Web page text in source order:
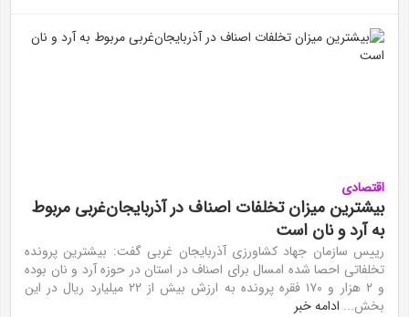
اقتصادی
بیشترین میزان تخلفات اصناف در آذربایجان‌غربی مربوط
به آرد و نان است
رییس سازمان جهاد کشاورزی آذربایجان غربی گفت: بیشترین پرونده
تخلفاتی احصا شده امسال برای اصناف در استان در حوزه آرد و نان بوده
و ۲ هزار و ۱۷۰ فقره پرونده به ارزش بیش از ۲۲ میلیارد ریال در این
بخش... ادامه خبر